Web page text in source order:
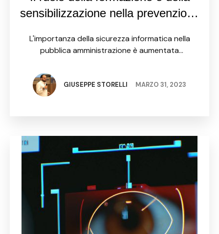
sensibilizzazione nella prevenzione
amministrazione
L'importanza della sicurezza informatica nella
pubblica amministrazione è aumentata
principalmente all'aumento del numero di servizi
digitali offerti ai cittadini e al ruolo delicato che gli
GIUSEPPE STORELLI MARZO 31, 2023